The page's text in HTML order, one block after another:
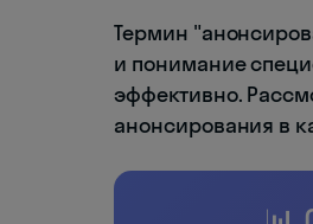
Термин
и понимание
эффективно.
анонсирования в